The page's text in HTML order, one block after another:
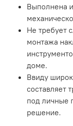
Выполнена
Не требует
монтажа
доме.
Ввиду
составляет
под личные
решение.